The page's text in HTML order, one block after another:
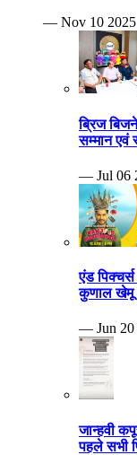
— Nov 10 2025
ब्रिज
सम्मान एवं
— Jul 06
एंड
कुणाल खेमू
— Jun 20
जान्हवी
पहले सभी